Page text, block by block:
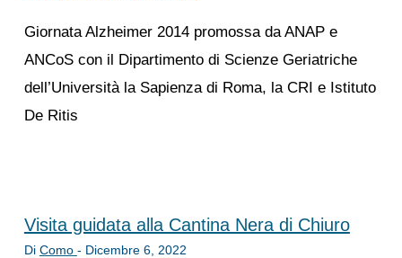
Giornata Alzheimer 2014 promossa da ANAP e
ANCoS con il Dipartimento di Scienze Geriatriche
dell’Università la Sapienza di Roma, la CRI e Istituto
De Ritis
Visita guidata alla Cantina Nera di Chiuro
Di Como - Dicembre 6, 2022